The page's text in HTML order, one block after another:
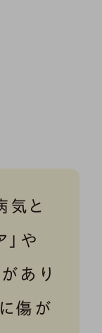
気と
」や
あり
傷が